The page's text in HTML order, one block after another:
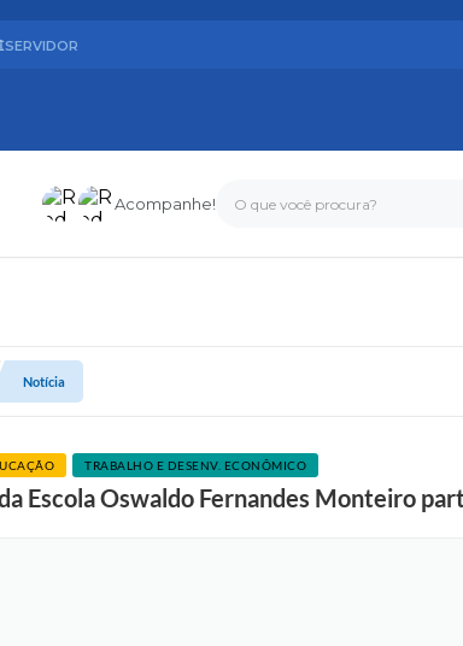
O que você procura?
Acompanhe!
SERVIDOR
Notícia
TRABALHO E DESENV. ECONÔMICO
Escola Oswaldo Fernandes Monteiro